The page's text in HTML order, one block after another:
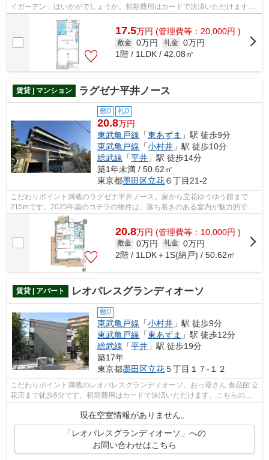
イガーデン」はいかがでしょうか。初期費用はカードで決済いただけます。
こちらの物件はマンションです。築8年...
17.5万円 (管理費等：20,000円 )
敷金 0万円 礼金 0万円
1階 / 1LDK / 42.08㎡
賃貸 | マンション ラグゼナ平井ノース
敷0 礼0
20.8万円
東武亀戸線 「東あずま 」駅 徒歩9分
東武亀戸線 「小村井 」駅 徒歩10分
総武線 「平井 」駅 徒歩14分
築1年未満 / 50.62㎡
東京都墨田区立花６丁目21-2
こだわりポイント満載のラグゼナ平井ノース。家から立花ゆうゆう館まで
215mです。2025年築のコチラの物件は、落ち着きのある室内が魅力的で
す。エレベーター付き物件です。当社スタッ...
20.8万円 (管理費等：10,000円 )
敷金 0万円 礼金 0万円
2階 / 1LDK＋1S(納戸) / 50.62㎡
賃貸 | アパート レオパレスグランディオーソ
敷0
東武亀戸線 「小村井 」駅 徒歩9分
東武亀戸線 「東あずま 」駅 徒歩12分
総武線 「平井 」駅 徒歩19分
築17年
東京都墨田区立花５丁目１７-１２
こだわりポイント満載のレオパレスグランディオーソ。おっ母さん 食品館 立
花店まで徒歩6分です。初期費用はカードで決済いただけます。こちらの物
現在空室情報がありません。
「レオパレスグランディオーソ」への
お問い合わせはこちら